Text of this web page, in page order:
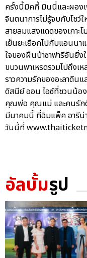
ครั้งนี้มิคกี้ มินนี่และผอง
จินตนาการไม่รู้จบกับโช
สายลมแสงแดดของเกาะ
เย็นยะเยือกไปกับแอนนา
ใจของผืนป่าซาฟารีอันยิ่ง
ขบวนพาเหรดรวมไปถึงเ
ราวความรักของอะลาดิ
ดิสนีย์ ออน ไอซ์ที่ชวนน้อ
คุณพ่อ คุณแม่ และคนรัก
มีนาคมนี้ ที่อิมแพ็ค อารีน่
วันนี้ที่
อัลบั้มรูป